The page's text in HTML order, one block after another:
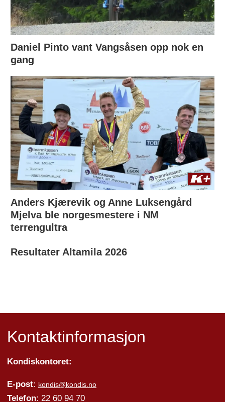
Daniel Pinto vant Vangsåsen opp nok en
gang
Anders Kjærevik og Anne Luksengård
Mjelva ble norgesmestere i NM
terrengultra
Resultater Altamila 2026
Kontaktinformasjon
Kondiskontoret:
E-post: kondis@kondis.no
Telefon: 22 60 94 70